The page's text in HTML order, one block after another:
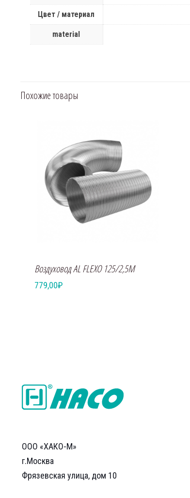
Цвет / материал
material
Похожие товары
Воздуховод AL FLEXO 125/2,5M
779,00₽
ООО «ХАКО-М»
г.Москва
Фрязевская улица, дом 10